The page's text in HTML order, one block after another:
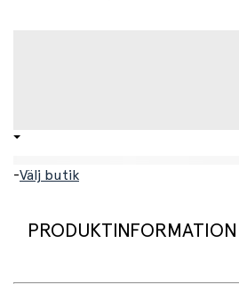
-Välj butik
PRODUKTINFORMATION